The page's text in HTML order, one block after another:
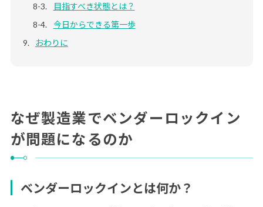
目指すべき状態とは？
今日からできる第一歩
おわりに
なぜ製造業でベンダーロックイン
が問題になるのか
ベンダーロックインとは何か？